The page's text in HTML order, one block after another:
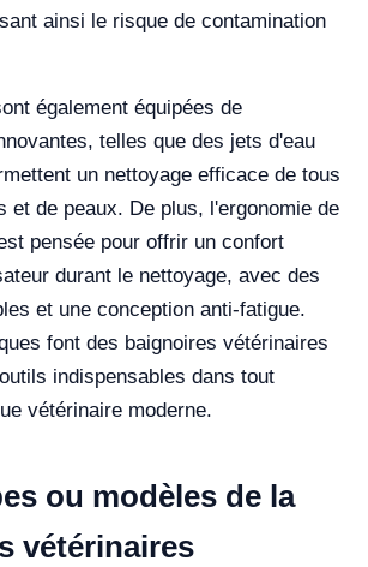
ainsi le risque de contamination
également équipées de
telles que des jets d'eau
un nettoyage efficace de tous
et de peaux. De plus, l'ergonomie de
pensée pour offrir un confort
durant le nettoyage, avec des
et une conception anti-fatigue.
font des baignoires vétérinaires
indispensables dans tout
vétérinaire moderne.
ou modèles de la
vétérinaires